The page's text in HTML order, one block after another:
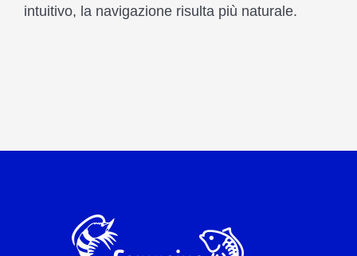
intuitivo, la navigazione risulta più naturale.